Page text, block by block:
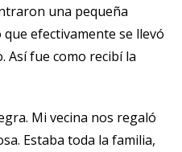
una pequeña
que efectivamente se llevó
Así fue como recibí la
Mi vecina nos regaló
Estaba toda la familia,